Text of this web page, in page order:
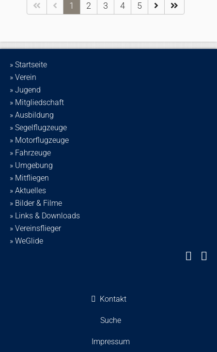
1 2 3 4 5
» Startseite
» Verein
» Jugend
» Mitgliedschaft
» Ausbildung
» Segelflugzeuge
» Motorflugzeuge
» Fahrzeuge
» Umgebung
» Mitfliegen
» Aktuelles
» Bilder & Filme
» Links & Downloads
» Vereinsflieger
» WeGlide
Kontakt
Suche
Impressum